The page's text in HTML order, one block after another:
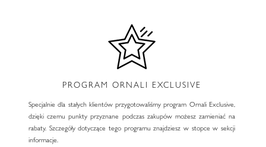
PROGRAM ORNALI EXCLUSIVE
Specjalnie dla stałych klientów przygotowaliśmy program Ornali Exclusive,
dzięki czemu punkty przyznane podczas zakupów możesz zamieniać na
rabaty. Szczegóły dotyczące tego programu znajdziesz w stopce w sekcji
informacje.